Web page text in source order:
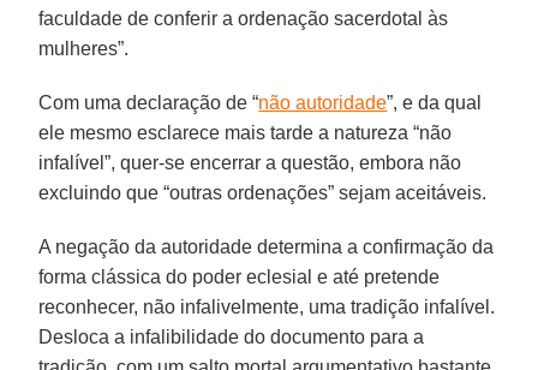
faculdade de conferir a ordenação sacerdotal às
mulheres”.
Com uma declaração de “não autoridade”, e da qual
ele mesmo esclarece mais tarde a natureza “não
infalível”, quer-se encerrar a questão, embora não
excluindo que “outras ordenações” sejam aceitáveis.
A negação da autoridade determina a confirmação da
forma clássica do poder eclesial e até pretende
reconhecer, não infalivelmente, uma tradição infalível.
Desloca a infalibilidade do documento para a